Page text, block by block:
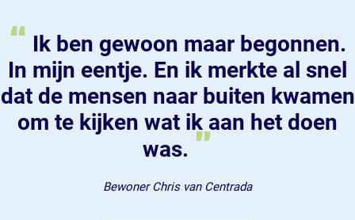
“ Ik ben gewoon maar begonnen.
In mijn eentje. En ik merkte al snel
dat de mensen naar buiten kwamen
om te kijken wat ik aan het doen
was. ”
Bewoner Chris van Centrada